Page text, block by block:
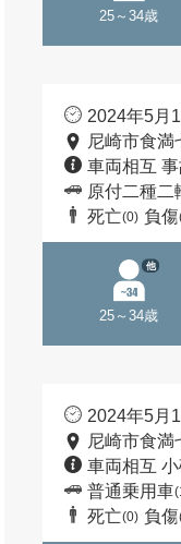
25～34歳
2024年5月
尼崎市食満
車両相互
原付二種二
死亡(0) 負傷
25～34歳
他
2024年5月
尼崎市食満
車両相互
普通乗用車
死亡(0) 負傷